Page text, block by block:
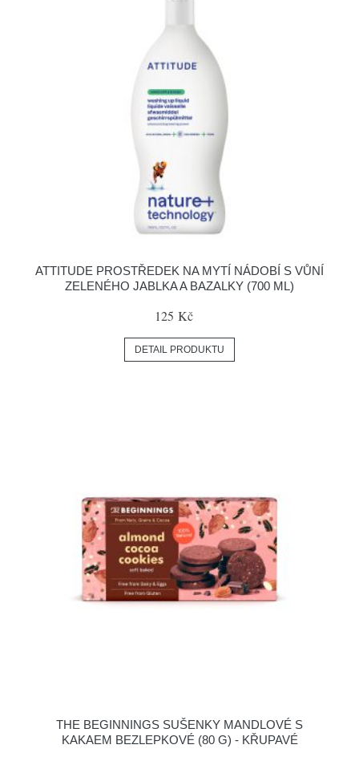
ATTITUDE PROSTŘEDEK NA MYTÍ NÁDOBÍ S VŮNÍ
ZELENÉHO JABLKA A BAZALKY (700 ML)
125 Kč
DETAIL PRODUKTU
THE BEGINNINGS SUŠENKY MANDLOVÉ S
KAKAEM BEZLEPKOVÉ (80 G) - KŘUPAVÉ